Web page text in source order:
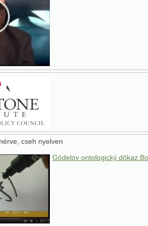
cseh nyelven
Gödelov ontologický dôkaz